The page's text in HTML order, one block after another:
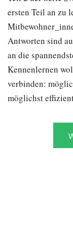
ersten Teil an zu
Antworten sind
an die
Kennenlernen
verbinden:
möglichst